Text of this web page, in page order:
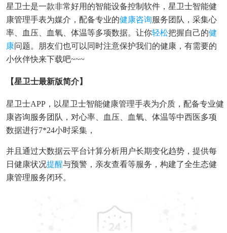
星卫士是一款非常好用的智能设备控制软件，星卫士智能健
康管理手表为媒介，配备专业的健康咨询服务团队，采集心
率、血压、血氧、体温等多项数据。让你轻松把握自己的健
康问题。朋友们也可以同时注意保护我们的健康，有需要的
小伙伴快来下载吧~~~
【星卫士最新版简介】
星卫士APP，以星卫士智能健康管理手表为介质，配备专业健
康咨询服务团队，对心率、血压、血氧、体温等中西医多项
数据进行7*24小时采集，
并且通过大数据云平台计算分析用户长期变化趋势，提供每
日健康状况提醒与预警，亲友查看等服务，构建了全生态健
康管理服务闭环。